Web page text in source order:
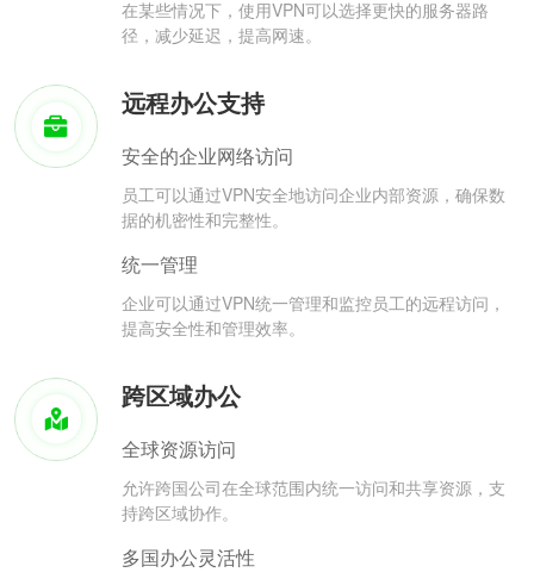
在某些情况下，使用VPN可以选择更快的服务器路
径，减少延迟，提高网速。
远程办公支持
安全的企业网络访问
员工可以通过VPN安全地访问企业内部资源，确保数
据的机密性和完整性。
统一管理
企业可以通过VPN统一管理和监控员工的远程访问，
提高安全性和管理效率。
跨区域办公
全球资源访问
允许跨国公司在全球范围内统一访问和共享资源，支
持跨区域协作。
多国办公灵活性